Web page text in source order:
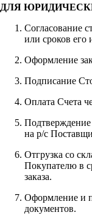
ДЛЯ
Согласование
или сроков его
Оформление
Подписание
Оплата Счета
на р/с
Отгрузка со
Покупателю в
заказа.
Оформление и
документов.